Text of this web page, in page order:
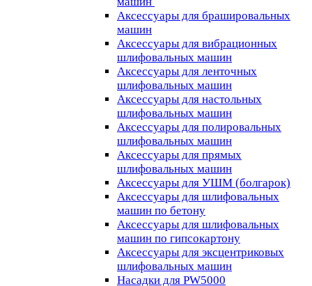
Аксессуары для брашировальных
машин
Аксессуары для вибрационных
шлифовальных машин
Аксессуары для ленточных
шлифовальных машин
Аксессуары для настольных
шлифовальных машин
Аксессуары для полировальных
шлифовальных машин
Аксессуары для прямых
шлифовальных машин
Аксессуары для УШМ (болгарок)
Аксессуары для шлифовальных
машин по бетону
Аксессуары для шлифовальных
машин по гипсокартону
Аксессуары для эксцентриковых
шлифовальных машин
Насадки для PW5000